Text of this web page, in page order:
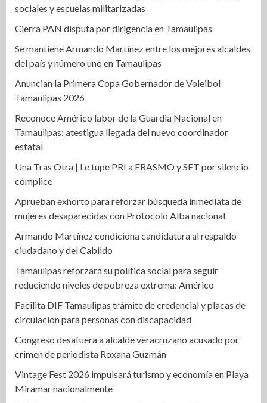
sociales y escuelas militarizadas
Cierra PAN disputa por dirigencia en Tamaulipas
Se mantiene Armando Martínez entre los mejores alcaldes
del país y número uno en Tamaulipas
Anuncian la Primera Copa Gobernador de Voleibol
Tamaulipas 2026
Reconoce Américo labor de la Guardia Nacional en
Tamaulipas; atestigua llegada del nuevo coordinador
estatal
Una Tras Otra | Le tupe PRI a ERASMO y SET por silencio
cómplice
Aprueban exhorto para reforzar búsqueda inmediata de
mujeres desaparecidas con Protocolo Alba nacional
Armando Martínez condiciona candidatura al respaldo
ciudadano y del Cabildo
Tamaulipas reforzará su política social para seguir
reduciendo niveles de pobreza extrema: Américo
Facilita DIF Tamaulipas trámite de credencial y placas de
circulación para personas con discapacidad
Congreso desafuera a alcalde veracruzano acusado por
crimen de periodista Roxana Guzmán
Vintage Fest 2026 impulsará turismo y economía en Playa
Miramar nacionalmente